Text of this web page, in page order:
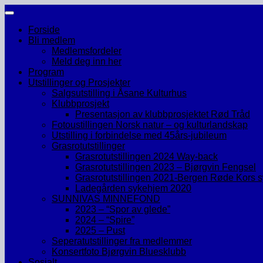
Skip
contentForside
Bli medlem
Medlemsfordeler
Meld deg inn her
Program
Utstillinger og Prosjekter
Salgsutstilling i Åsane Kulturhus
Klubbprosjekt
Presentasjon av klubbprosjektet Rød Tråd
Fotoustillingen Norsk natur – og kulturlandskap
Utstilling i forbindelse med 45års-jubileum
Grasrotutstillinger
Grasrotutstillingen 2024 Way-back
Grasrotutstillingen 2023 – Bjørgvin Fengsel
Grasrotutstillingen 2021-Bergen Røde Kors
Ladegården sykehjem 2020
SUNNIVAS MINNEFOND
2023 – “Spor av glede”
2024 – “Spire”
2025 – Pust
Seperatutstillinger fra medlemmer
Konsertfoto Bjørgvin Bluesklubb